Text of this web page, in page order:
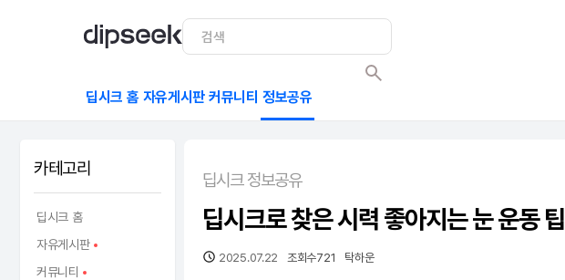
딥시크 홈 자유게시판 커뮤니티 정보공유
카테고리
딥시크 홈
자유게시판
커뮤니티
딥시크 정보공유
딥시크로 찾은 시력 좋아지는 눈 운동 팁
2025.07.22 조회수721 탁하운